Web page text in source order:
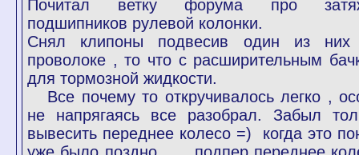
Почитал ветку форума про
подшипников рулевой колонки.
Снял клипоны подвесив один из них
проволоке , то что с расширительным
для тормозной жидкости.
Все почему то откручивалось легко ,
не напрягаясь все разобрал. Забыл
вывесить переднее колесо =) когда это